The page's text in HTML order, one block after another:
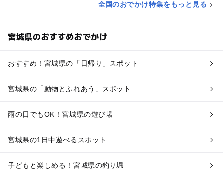
全国のおでかけ特集をもっと見る
宮城県のおすすめおでかけ
おすすめ！宮城県の「日帰り」スポット
宮城県の「動物とふれあう」スポット
雨の日でもOK！宮城県の遊び場
宮城県の1日中遊べるスポット
子どもと楽しめる！宮城県の釣り堀